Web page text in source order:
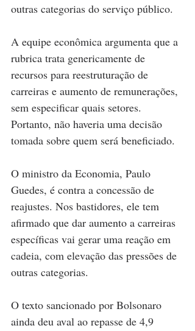
outras categorias do serviço público.
A equipe econômica argumenta que a
rubrica trata genericamente de
recursos para reestruturação de
carreiras e aumento de remunerações,
sem especificar quais setores.
Portanto, não haveria uma decisão
tomada sobre quem será beneficiado.
O ministro da Economia, Paulo
Guedes, é contra a concessão de
reajustes. Nos bastidores, ele tem
afirmado que dar aumento a carreiras
específicas vai gerar uma reação em
cadeia, com elevação das pressões de
outras categorias.
O texto sancionado por Bolsonaro
ainda deu aval ao repasse de 4,9